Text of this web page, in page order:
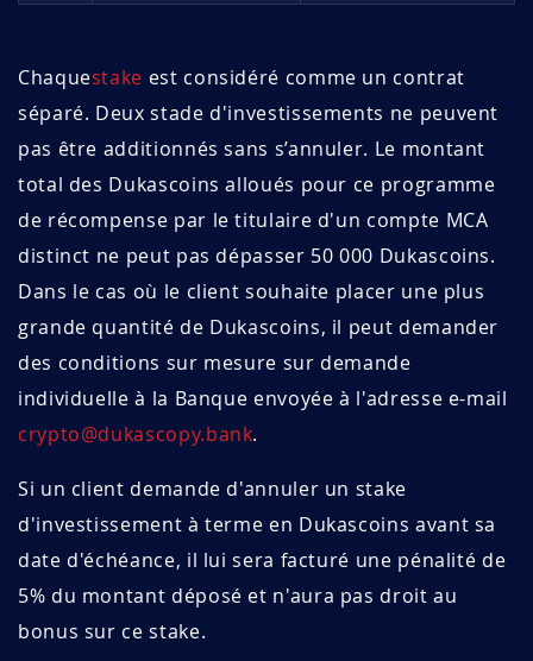
Chaquestake est considéré comme un contrat
séparé. Deux stade d'investissements ne peuvent
pas être additionnés sans s’annuler. Le montant
total des Dukascoins alloués pour ce programme
de récompense par le titulaire d'un compte MCA
distinct ne peut pas dépasser 50 000 Dukascoins.
Dans le cas où le client souhaite placer une plus
grande quantité de Dukascoins, il peut demander
des conditions sur mesure sur demande
individuelle à la Banque envoyée à l'adresse e-mail
crypto@dukascopy.bank.
Si un client demande d'annuler un stake
d'investissement à terme en Dukascoins avant sa
date d'échéance, il lui sera facturé une pénalité de
5% du montant déposé et n'aura pas droit au
bonus sur ce stake.